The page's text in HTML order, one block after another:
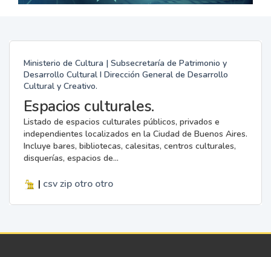
Ministerio de Cultura | Subsecretaría de Patrimonio y
Desarrollo Cultural I Dirección General de Desarrollo
Cultural y Creativo.
Espacios culturales.
Listado de espacios culturales públicos, privados e
independientes localizados en la Ciudad de Buenos Aires.
Incluye bares, bibliotecas, calesitas, centros culturales,
disquerías, espacios de...
| csv zip otro otro